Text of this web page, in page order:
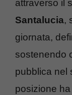
attraverso il
Santalucia,
giornata,
sostenendo
pubblica nel
posizione